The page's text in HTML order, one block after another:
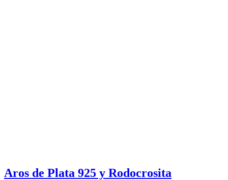
Aros de Plata 925 y Rodocrosita